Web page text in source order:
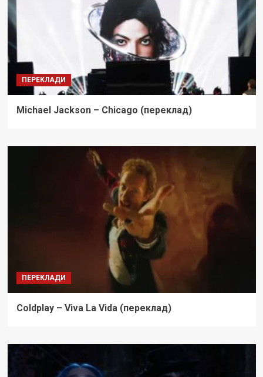
ПЕРЕКЛАДИ
Michael Jackson – Chicago (переклад)
ПЕРЕКЛАДИ
Coldplay – Viva La Vida (переклад)